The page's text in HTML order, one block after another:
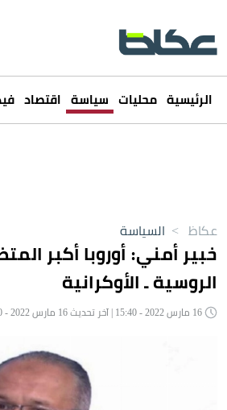
الرئيسية محليات سياسة اقتصاد
عكاظ > السياسة
خبير أمني: أوروبا أكبر
الروسية ـ الأوكرانية